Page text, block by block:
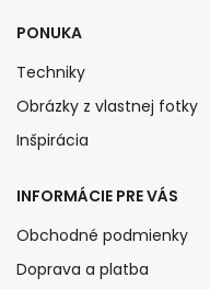
PONUKA
Techniky
Obrázky z vlastnej fotky
Inšpirácia
INFORMÁCIE PRE VÁS
Obchodné podmienky
Doprava a platba